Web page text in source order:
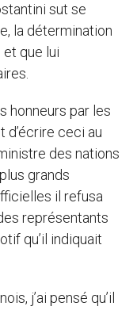
sut se
la détermination
que lui
honneurs par les
d’écrire ceci au
des nations
grands
il refusa
représentants
qu’il indiquait
j’ai pensé qu’il